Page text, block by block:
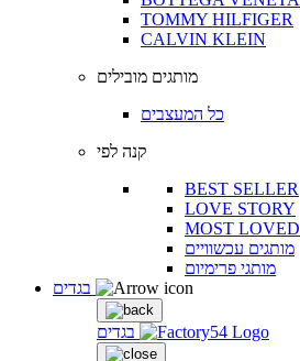
TOMMY HILFIGER
CALVIN KLEIN
מותגים מובילים
כל המעצבים
קנה לפי
BEST SELLER
LOVE STORY
MOST LOVED
מותגים עכשוויים
מותגי פרימיום
בגדים